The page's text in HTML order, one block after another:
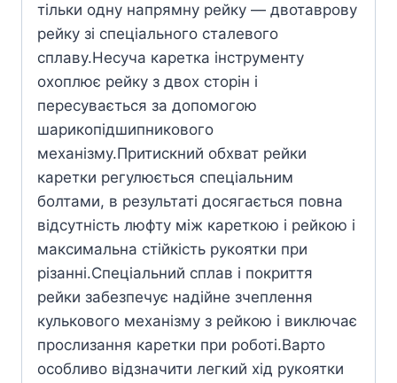
тільки одну напрямну рейку — двотаврову
рейку зі спеціального сталевого
сплаву.Несуча каретка інструменту
охоплює рейку з двох сторін і
пересувається за допомогою
шарикопідшипникового
механізму.Притискний обхват рейки
каретки регулюється спеціальним
болтами, в результаті досягається повна
відсутність люфту між кареткою і рейкою і
максимальна стійкість рукоятки при
різанні.Спеціальний сплав і покриття
рейки забезпечує надійне зчеплення
кулькового механізму з рейкою і виключає
прослизання каретки при роботі.Варто
особливо відзначити легкий хід рукоятки